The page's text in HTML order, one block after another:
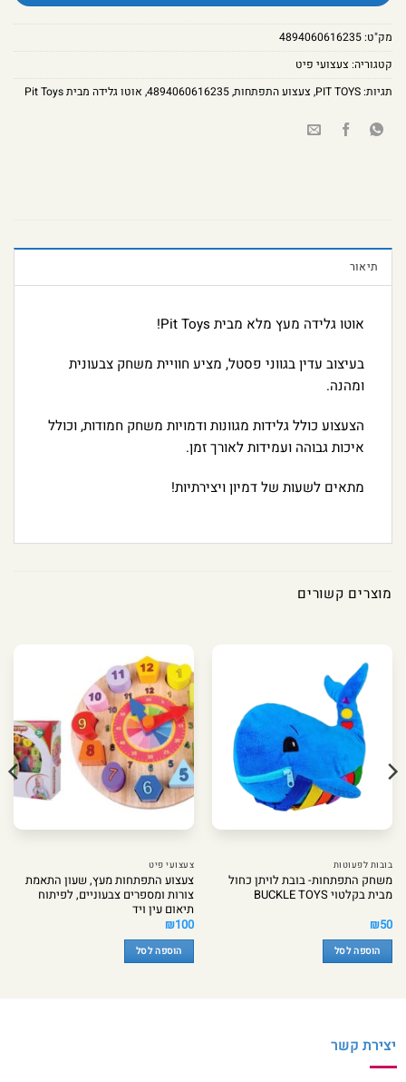
מק"ט:4894060616235
קטגוריה: צעצועי פיט
תגיות:PIT TOYS
, צעצוע התפתחות,
4894060616235
, אוטו גלידה מבית Pit Toys
תיאור
אוטו גלידה מעץ מלא מבית Pit Toys!
בעיצוב עדין בגווני פסטל, מציע חוויית משחק צבעונית
ומהנה.
הצעצוע כולל גלידות מגוונות ודמויות משחק חמודות, וכולל
איכות גבוהה ועמידות לאורך זמן.
מתאים לשעות של דמיון ויצירתיות!
מוצרים קשורים
בובות לפעוטות
משחק התפתחות- בובת לויתן כחול
מבית בקלטוי BUCKLE TOYS
₪50
הוספה לסל
צעצועי פיט
צעצוע התפתחות מעץ, שעון התאמת
צורות ומספרים צבעוניים, לפיתוח
תיאום עין ויד
₪100
הוספה לסל
יצירת קשר